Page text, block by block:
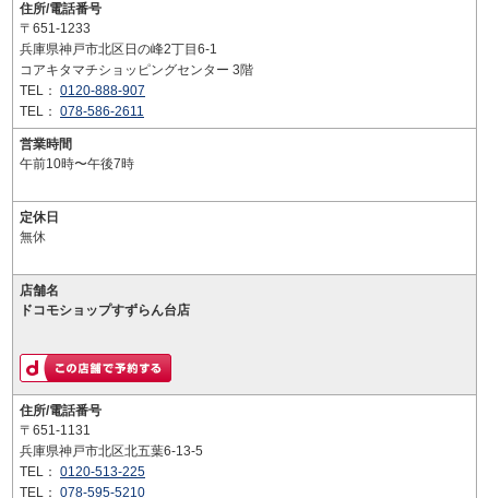
住所/電話番号
〒651-1233
兵庫県神戸市北区日の峰2丁目6-1
コアキタマチショッピングセンター 3階
TEL： 0120-888-907
TEL： 078-586-2611
営業時間
午前10時〜午後7時
定休日
無休
店舗名
ドコモショップすずらん台店
住所/電話番号
〒651-1131
兵庫県神戸市北区北五葉6-13-5
TEL： 0120-513-225
TEL： 078-595-5210